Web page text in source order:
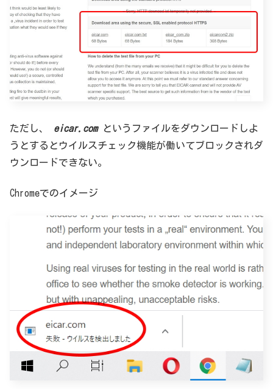
ただし、 eicar.comというファイルをダウンロードしよ
うとするとウイルスチェック機能が働いてブロックされダ
ウンロードできない。
Chromeでのイメージ